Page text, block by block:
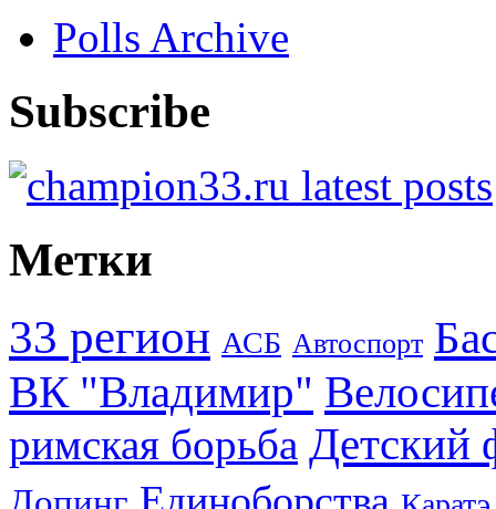
Polls Archive
Subscribe
Метки
33 регион АСБ Автоспорт
ВК "Владимир"
римская борьба Детский